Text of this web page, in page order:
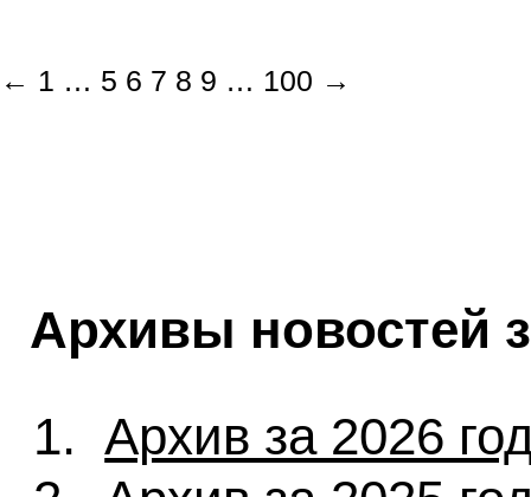
← 1 … 5 6 7 8 9 … 100 →
Архивы новостей
Архив за 2026